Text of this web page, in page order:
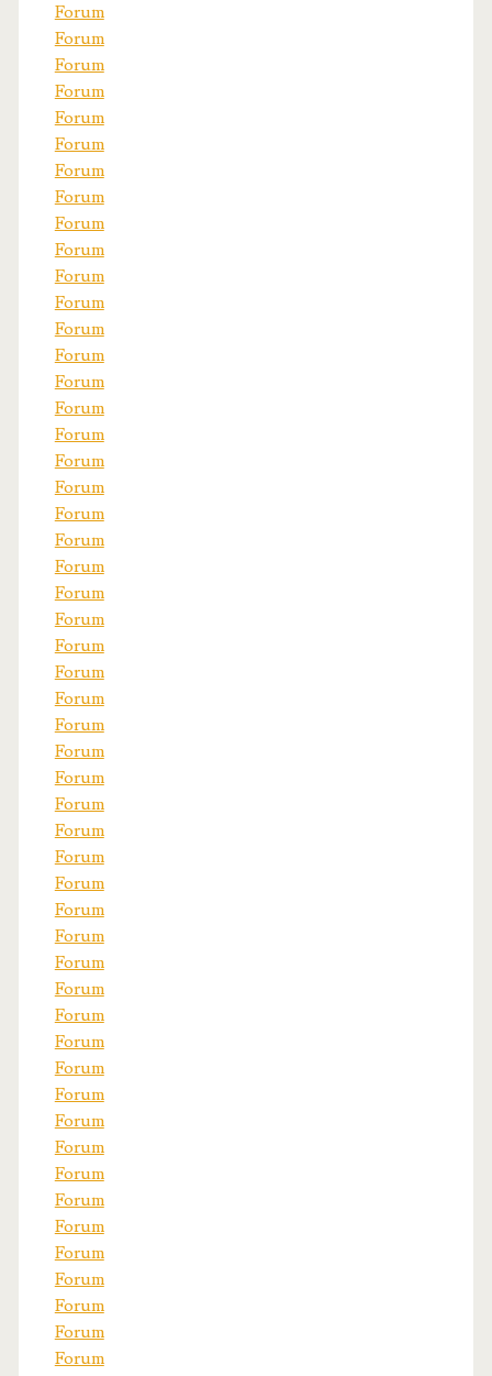
Forum
Forum
Forum
Forum
Forum
Forum
Forum
Forum
Forum
Forum
Forum
Forum
Forum
Forum
Forum
Forum
Forum
Forum
Forum
Forum
Forum
Forum
Forum
Forum
Forum
Forum
Forum
Forum
Forum
Forum
Forum
Forum
Forum
Forum
Forum
Forum
Forum
Forum
Forum
Forum
Forum
Forum
Forum
Forum
Forum
Forum
Forum
Forum
Forum
Forum
Forum
Forum